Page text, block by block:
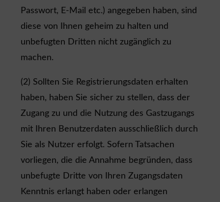
Passwort, E-Mail etc.) angegeben haben, sind
diese von Ihnen geheim zu halten und
unbefugten Dritten nicht zugänglich zu
machen.
(2) Sollten Sie Registrierungsdaten erhalten
haben, haben Sie sicher zu stellen, dass der
Zugang zu und die Nutzung des Gastzugangs
mit Ihren Benutzerdaten ausschließlich durch
Sie als Nutzer erfolgt. Sofern Tatsachen
vorliegen, die die Annahme begründen, dass
unbefugte Dritte von Ihren Zugangsdaten
Kenntnis erlangt haben oder erlangen